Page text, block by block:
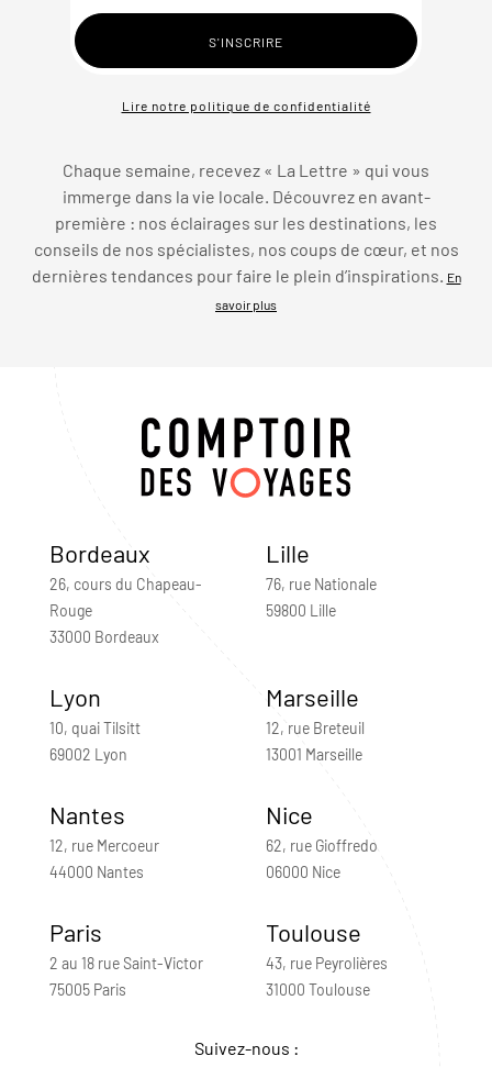
Lire notre politique de confidentialité
Chaque semaine, recevez « La Lettre » qui vous
immerge dans la vie locale. Découvrez en avant-
première : nos éclairages sur les destinations, les
conseils de nos spécialistes, nos coups de cœur, et nos
dernières tendances pour faire le plein d’inspirations.
En
savoir plus
Bordeaux
26, cours du Chapeau-
Rouge
33000 Bordeaux
Lille
76, rue Nationale
59800 Lille
Lyon
10, quai Tilsitt
69002 Lyon
Marseille
12, rue Breteuil
13001 Marseille
Nantes
12, rue Mercoeur
44000 Nantes
Nice
62, rue Gioffredo
06000 Nice
Paris
2 au 18 rue Saint-Victor
75005 Paris
Toulouse
43, rue Peyrolières
31000 Toulouse
Suivez-nous :